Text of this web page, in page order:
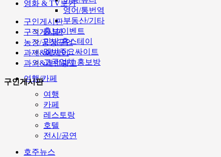
영어/통번역
부동산/기타
홍보/이벤트
민박/홈스테이
멜번주요싸이트
고국업체 홍보방
여행/카페
여행
카페
레스토랑
호텔
전시/공연
호주뉴스
영화 & TV보기
구인게시판
구직게시판
농장/공장구인
과제&에세이
과외&개인광고
구인게시판